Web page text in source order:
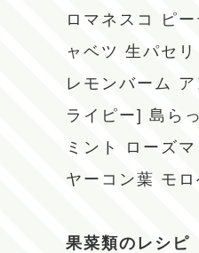
ロマネスコ
ピ
ャベツ 生パセリ
レモンバーム
ライピー] 島ら
ミント
ローズマ
ヤーコン葉 モ
果菜類のレシピ